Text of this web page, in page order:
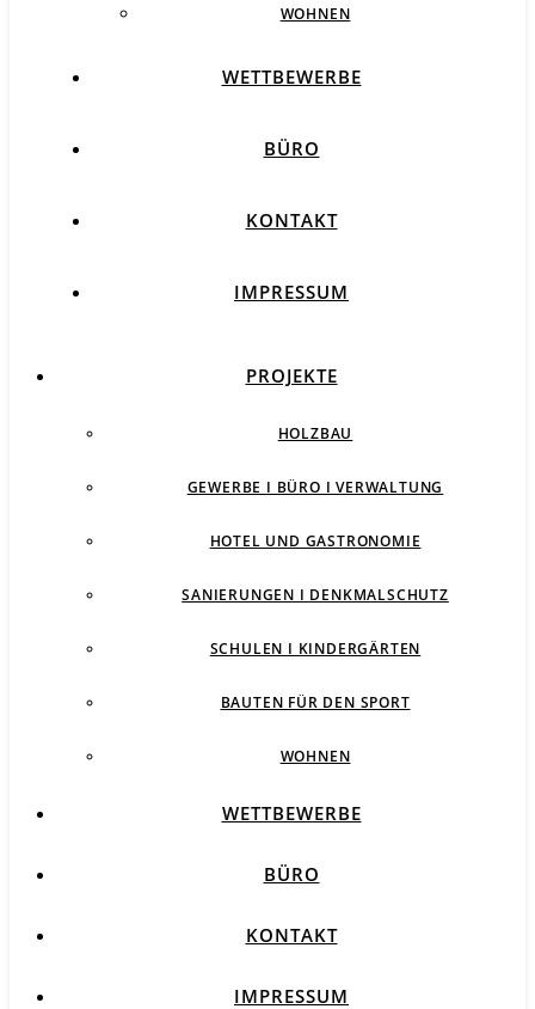
WOHNEN
WETTBEWERBE
BÜRO
KONTAKT
IMPRESSUM
PROJEKTE
HOLZBAU
GEWERBE I BÜRO I VERWALTUNG
HOTEL UND GASTRONOMIE
SANIERUNGEN I DENKMALSCHUTZ
SCHULEN I KINDERGÄRTEN
BAUTEN FÜR DEN SPORT
WOHNEN
WETTBEWERBE
BÜRO
KONTAKT
IMPRESSUM